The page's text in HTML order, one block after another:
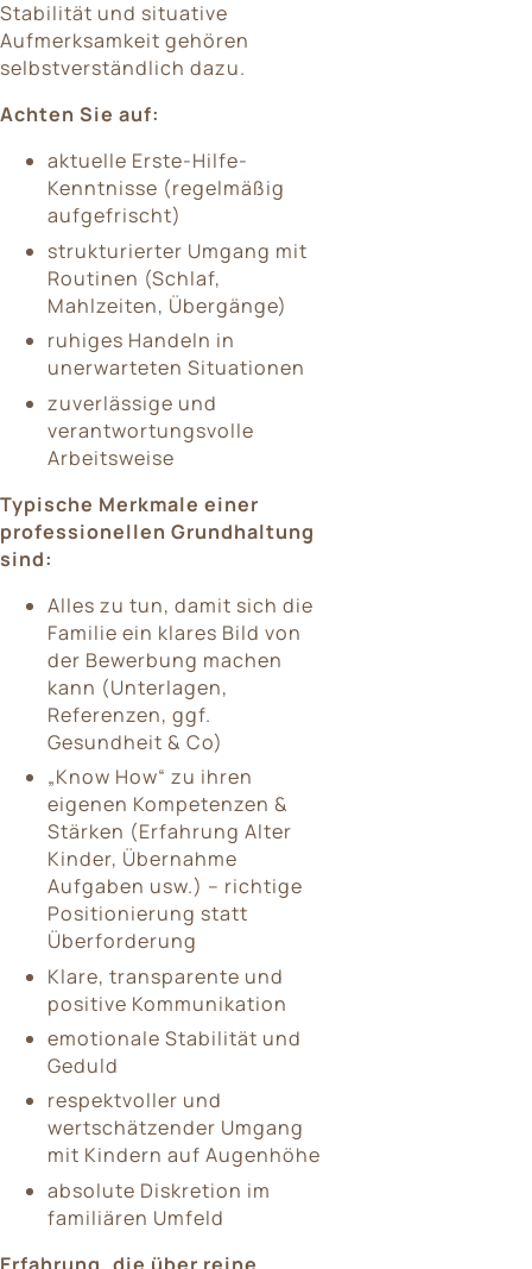
Stabilität und situative
Aufmerksamkeit gehören
selbstverständlich dazu.
Achten Sie auf:
aktuelle Erste-Hilfe-
Kenntnisse (regelmäßig
aufgefrischt)
strukturierter Umgang mit
Routinen (Schlaf,
Mahlzeiten, Übergänge)
ruhiges Handeln in
unerwarteten Situationen
zuverlässige und
verantwortungsvolle
Arbeitsweise
Typische Merkmale einer
professionellen Grundhaltung
sind:
Alles zu tun, damit sich die
Familie ein klares Bild von
der Bewerbung machen
kann (Unterlagen,
Referenzen, ggf.
Gesundheit & Co)
„Know How“ zu ihren
eigenen Kompetenzen &
Stärken (Erfahrung Alter
Kinder, Übernahme
Aufgaben usw.) – richtige
Positionierung statt
Überforderung
Klare, transparente und
positive Kommunikation
emotionale Stabilität und
Geduld
respektvoller und
wertschätzender Umgang
mit Kindern auf Augenhöhe
absolute Diskretion im
familiären Umfeld